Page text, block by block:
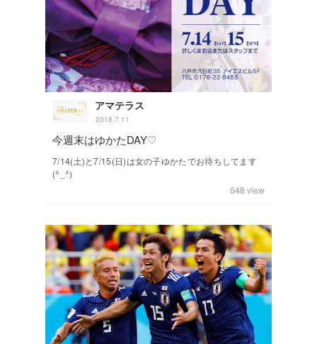
アマテラス
2018.7.11
今週末はゆかたDAY♡
7/14(土)と7/15(日)は女の子ゆかたでお待ちしてます
(^_^)
648 view